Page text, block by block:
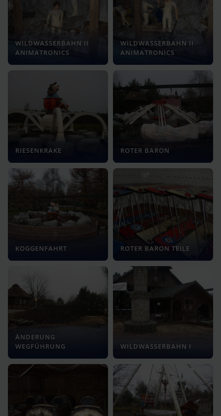
WILDWASSERBAHN II
ANIMATRONICS
WILDWASSERBAHN II
ANIMATRONICS
RIESENKRAKE ROTER BARON
KOGGENFAHRT ROTER BARON TEILE
ÄNDERUNG
WEGFÜHRUNG
WILDWASSERBAHN I